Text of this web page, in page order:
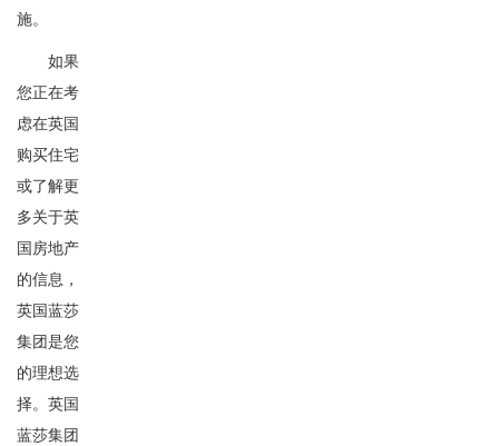
施。
如果
您正在考
虑在英国
购买住宅
或了解更
多关于英
国房地产
的信息，
英国蓝莎
集团是您
的理想选
择。英国
蓝莎集团